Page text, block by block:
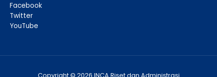
Facebook
Twitter
YouTube